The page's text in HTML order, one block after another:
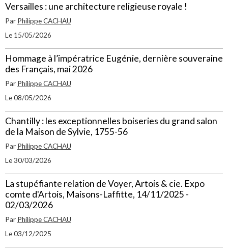
Versailles : une architecture religieuse royale !
Par Philippe CACHAU
Le 15/05/2026
Hommage à l’impératrice Eugénie, dernière souveraine
des Français, mai 2026
Par Philippe CACHAU
Le 08/05/2026
Chantilly : les exceptionnelles boiseries du grand salon
de la Maison de Sylvie, 1755-56
Par Philippe CACHAU
Le 30/03/2026
La stupéfiante relation de Voyer, Artois & cie. Expo
comte d'Artois, Maisons-Laffitte, 14/11/2025 -
02/03/2026
Par Philippe CACHAU
Le 03/12/2025